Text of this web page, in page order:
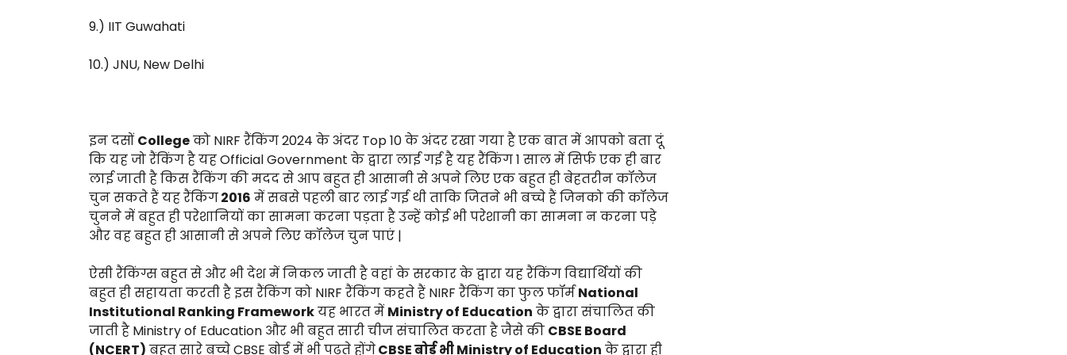
9.) IIT Guwahati
10.) JNU, New Delhi
इन दसों Collegeको NIRF रैंकिंग 2024 के अंदर Top 10 के अंदर रखा गया है एक बात में आपको बता दूं
कि यह जो रैंकिंग है यह Official Government के द्वारा लाई गई है यह रैंकिंग 1 साल में सिर्फ एक ही बार
लाई जाती है किस रैंकिंग की मदद से आप बहुत ही आसानी से अपने लिए एक बहुत ही बेहतरीन कॉलेज
चुन सकते हैं यह रैंकिंग2016 में सबसे पहली बार लाई गई थी ताकि जितने भी बच्चे हैं जिनको की कॉलेज
चुनने में बहुत ही परेशानियों का सामना करना पड़ता है उन्हें कोई भी परेशानी का सामना न करना पड़े
और वह बहुत ही आसानी से अपने लिए कॉलेज चुन पाएं |
ऐसी रैंकिंग्स बहुत से और भी देश में निकल जाती है वहां के सरकार के द्वारा यह रैंकिंग विद्यार्थियों की
बहुत ही सहायता करती है इस रैंकिंग को NIRF रैंकिंग कहते हैं NIRF रैंकिंग का फुल फॉर्मNational
Institutional Ranking Frameworkयह भारत में Ministry of Education के द्वारा संचालित की
जाती है Ministry of Education और भी बहुत सारी चीज संचालित करता है जैसे की CBSE Board
(NCERT) बहुत सारे बच्चे CBSE बोर्ड में भी पढ़ते होंगेCBSE बोर्ड भी Ministry of Education के द्वारा ही